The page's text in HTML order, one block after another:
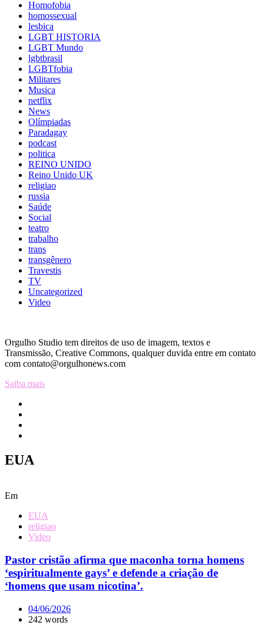
Homofobia
homossexual
lesbica
LGBT HISTORIA
LGBT Mundo
lgbtbrasil
LGBTfobia
Militares
Musica
netflix
News
Olímpiadas
Paradagay
podcast
politica
REINO UNIDO
Reino Unido UK
religiao
russia
Saúde
Social
teatro
trabalho
trans
transgênero
Travestis
TV
Uncategorized
Video
Orgulho Studio tem direitos de uso de imagem, textos e
Transmissão, Creative Commons, qualquer duvida entre em contato
com contato@orgulhonews.com
Saiba mais
EUA
Em
EUA
religiao
Video
Pastor cristão afirma que maconha torna homens
‘espiritualmente gays’ e defende a criação de
‘homens que usam nicotina’.
04/06/2026
242 words